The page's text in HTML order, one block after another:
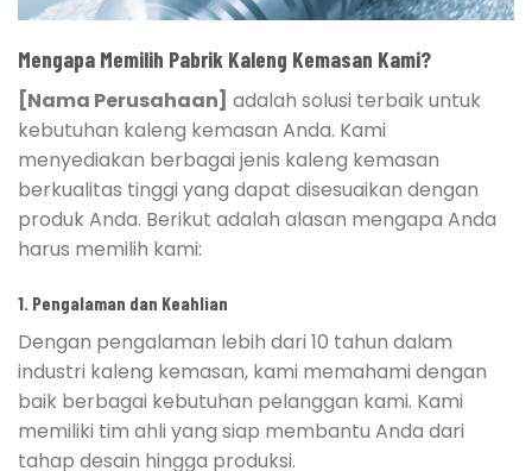
Mengapa Memilih Pabrik Kaleng Kemasan Kami?
[Nama Perusahaan] adalah solusi terbaik untuk
kebutuhan kaleng kemasan Anda. Kami
menyediakan berbagai jenis kaleng kemasan
berkualitas tinggi yang dapat disesuaikan dengan
produk Anda. Berikut adalah alasan mengapa Anda
harus memilih kami:
1. Pengalaman dan Keahlian
Dengan pengalaman lebih dari 10 tahun dalam
industri kaleng kemasan, kami memahami dengan
baik berbagai kebutuhan pelanggan kami. Kami
memiliki tim ahli yang siap membantu Anda dari
tahap desain hingga produksi.